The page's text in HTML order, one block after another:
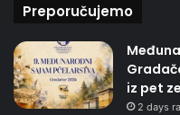
Preporučujemo
iz pet
2 days